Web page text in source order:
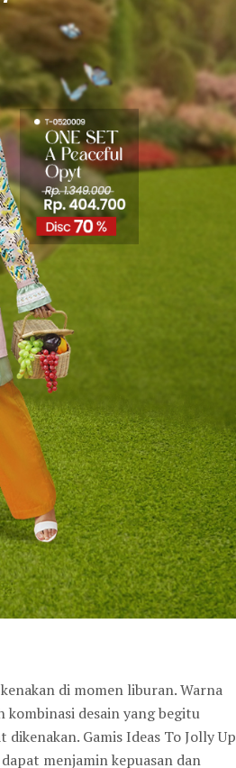
di momen liburan. Warna
kombinasi desain yang begitu
Gamis Ideas To Jolly Up
menjamin kepuasan dan